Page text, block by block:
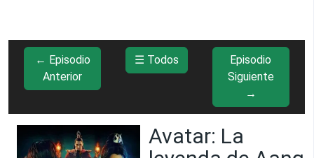
← Episodio
Anterior
☰ Todos
Episodio
Siguiente
→
Avatar: La